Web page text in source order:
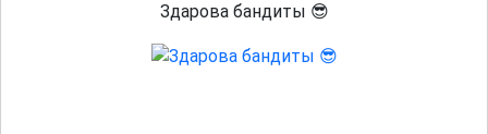
Здарова бандиты 😎